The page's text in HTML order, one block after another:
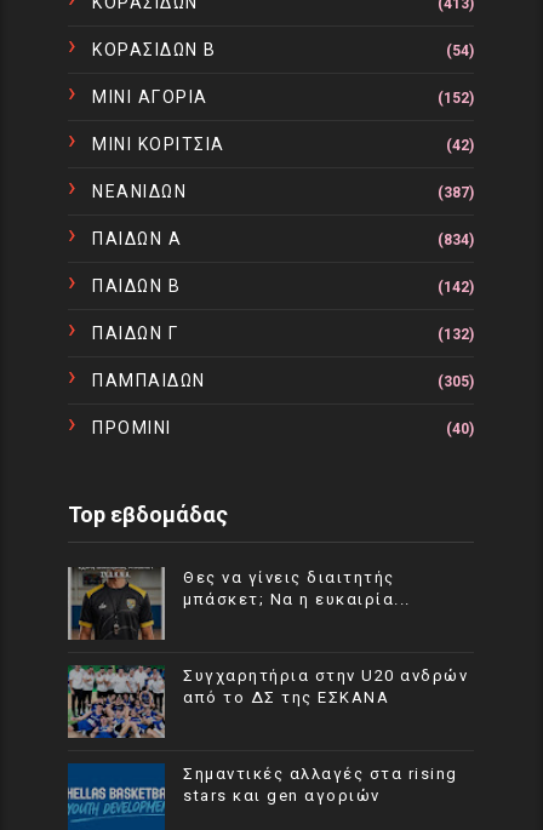
(413)
ΚΟΡΑΣΙΔΩΝ Β (54)
ΜΙΝΙ ΑΓΟΡΙΑ (152)
ΜΙΝΙ ΚΟΡΙΤΣΙΑ (42)
ΝΕΑΝΙΔΩΝ (387)
ΠΑΙΔΩΝ Α (834)
ΠΑΙΔΩΝ Β (142)
ΠΑΙΔΩΝ Γ (132)
ΠΑΜΠΑΙΔΩΝ (305)
ΠΡΟΜΙΝΙ (40)
Top εβδομάδας
Θες να γίνεις διαιτητής
μπάσκετ; Να η ευκαιρία...
Συγχαρητήρια στην U20 ανδρών
από το ΔΣ της ΕΣΚΑΝΑ
Σημαντικές αλλαγές στα rising
stars και gen αγοριών